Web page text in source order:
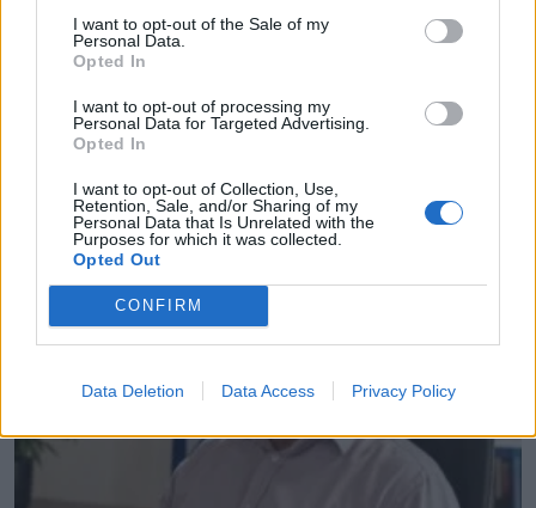
I want to opt-out of the Sale of my
Personal Data.
Opted In
I want to opt-out of processing my
Personal Data for Targeted Advertising.
Opted In
I want to opt-out of Collection, Use,
Retention, Sale, and/or Sharing of my
Personal Data that Is Unrelated with the
Purposes for which it was collected.
Opted Out
CONFIRM
Data Deletion Data Access Privacy Policy
Η Περιφέρεια Δ. Ελλάδας κάνει πράξη τη δέσμευσή
της για τον Οδοντωτό
07.08.2026 - 15.43